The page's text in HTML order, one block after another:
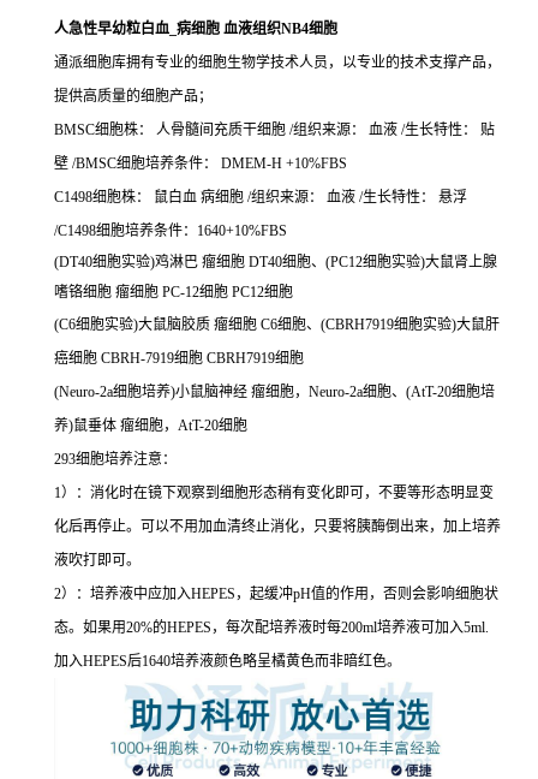
人急性早幼粒白血_病细胞 血液组织NB4细胞
通派细胞库拥有专业的细胞生物学技术人员，以专业的技术支撑产品，
提供高质量的细胞产品；
BMSC细胞株： 人骨髓间充质干细胞 /组织来源： 血液 /生长特性： 贴
壁 /BMSC细胞培养条件： DMEM-H +10%FBS
C1498细胞株： 鼠白血 病细胞 /组织来源： 血液 /生长特性： 悬浮
/C1498细胞培养条件：1640+10%FBS
(DT40细胞实验)鸡淋巴 瘤细胞 DT40细胞、(PC12细胞实验)大鼠肾上腺
嗜铬细胞 瘤细胞 PC-12细胞 PC12细胞
(C6细胞实验)大鼠脑胶质 瘤细胞 C6细胞、(CBRH7919细胞实验)大鼠肝
癌细胞 CBRH-7919细胞 CBRH7919细胞
(Neuro-2a细胞培养)小鼠脑神经 瘤细胞，Neuro-2a细胞、(AtT-20细胞培
养)鼠垂体 瘤细胞，AtT-20细胞
293细胞培养注意：
1）：消化时在镜下观察到细胞形态稍有变化即可，不要等形态明显变
化后再停止。可以不用加血清终止消化，只要将胰酶倒出来，加上培养
液吹打即可。
2）：培养液中应加入HEPES，起缓冲pH值的作用，否则会影响细胞状
态。如果用20%的HEPES，每次配培养液时每200ml培养液可加入5ml.
加入HEPES后1640培养液颜色略呈橘黄色而非暗红色。